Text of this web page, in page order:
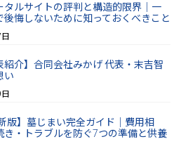
タルサイトの評判と構造的限界｜一
後悔しないために知っておくべきこと
紹介】合同会社みかげ 代表・末吉智
い
版】墓じまい完全ガイド｜費用相
き・トラブルを防ぐ7つの準備と供養